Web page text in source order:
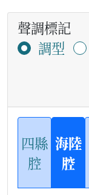
聲調標記
調型
四縣
腔
海陸
腔